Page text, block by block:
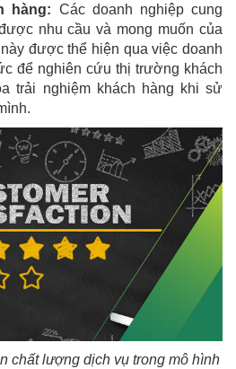
hàng: Các doanh nghiệp cung
nhu cầu và mong muốn của
được thể hiện qua việc doanh
để nghiên cứu thị trường khách
trải nghiệm khách hàng khi sử
chất lượng dịch vụ trong mô hình